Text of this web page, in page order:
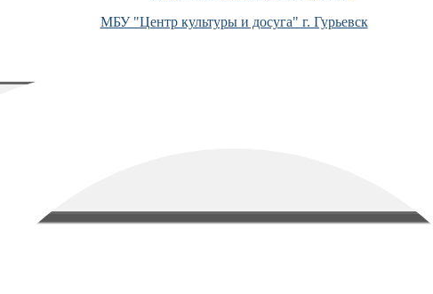
МБУ "Центр культуры и досуга" г. Гурьевск